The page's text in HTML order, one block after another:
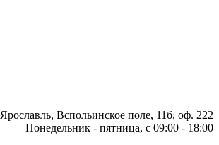
Ярославль, Вспольинское поле, 11б, оф. 222
Понедельник - пятница, с 09:00 - 18:00